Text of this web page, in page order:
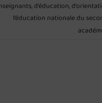
d’éducation,
l’éducation nationale du